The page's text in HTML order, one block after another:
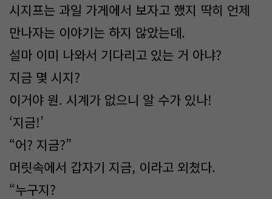
시지프는 과일 가게에서 보자고 했지 딱히 언제
만나자는 이야기는 하지 않았는데.
설마 이미 나와서 기다리고 있는 거 아냐?
지금 몇 시지?
이거야 원. 시계가 없으니 알 수가 있나!
‘지금!’
“어? 지금?”
머릿속에서 갑자기 지금, 이라고 외쳤다.
“누구지?